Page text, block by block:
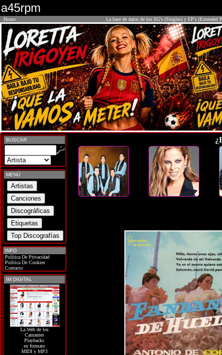
a45rpm
Home La base de datos de los SG's (Singles) y EP's (Extended
BUSCAR
MENÚ
INFO
Política De Privacidad
Política De Cookies
Contacto
IM DIGITAL
La Web de los
Cantantes
Playbacks
en formato
MIDI y MP3